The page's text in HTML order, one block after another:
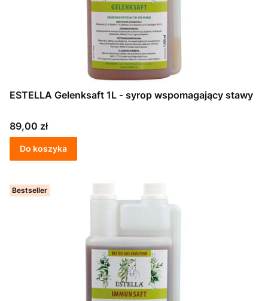
ESTELLA Gelenksaft 1L - syrop wspomagający stawy
Cena
89,00 zł
Do koszyka
Bestseller